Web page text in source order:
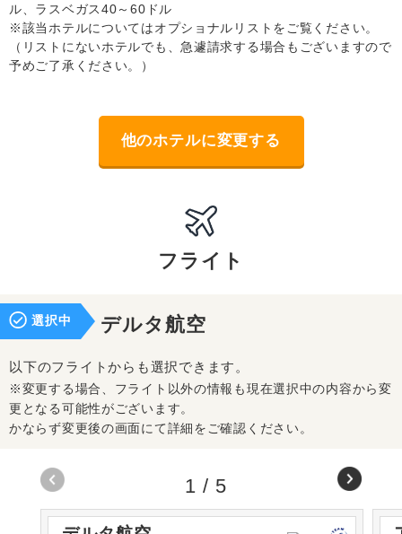
ル、ラスベガス40～60ドル
※該当ホテルについてはオプショナルリストをご覧ください。
（リストにないホテルでも、急遽請求する場合もございますので
予めご了承ください。）
他のホテルに変更する
フライト
選択中 デルタ航空
以下のフライトからも選択できます。
※変更する場合、フライト以外の情報も現在選択中の内容から変
更となる可能性がございます。
かならず変更後の画面にて詳細をご確認ください。
1 / 5